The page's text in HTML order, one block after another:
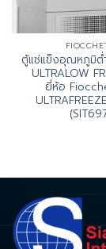
ตู้แช่แข็งอุณหภูมิต่
ULTRALOW
ยี่ห้อ